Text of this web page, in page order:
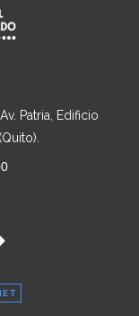
Patria, Edificio